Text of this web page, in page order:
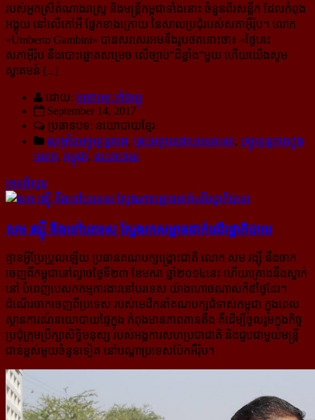
របស់អ្នកស្រីតំណាងរាស្ត្រ និងមន្ត្រីកម្ពុជាទាំងនោះ ចំនួនពីរសន្លឹក ដែលកំពុង
អង្គុយ នៅលើកៅអី ផ្នែកខាងក្រោយ នៃសាលប្រជុំរបស់សភាអ៊ឺរ៉ុប។ លោក
«Umberto Gambini» បានសរសេរអមនឹងរូបថតនោះថា៖ «ថ្ងៃនេះ
សភាអ៊ឺរ៉ុប នឹងបោះឆ្នោតសម្រេច លើច្បាប់"ដ៏ខ្លាំង"មួយ ហើយយើងសូម
ស្វាគមន៍ [...]
ដោយ: មនោរម្យ.អាំងហ្វូ
September 14, 2017
ប្រធានបទ: នយោបាយខ្មែរ
សម្រាំងបច្ចុប្បន្នភាព, គ្រប់អត្ថបទជាខេមរភាសា, បច្ចុប្បន្នភាពក្នុង
លោក, កម្ពុជា, នយោបាយ
អានពិស្ដារ
សម រង្ស៊ី នឹង​ទៅ​បរទេស ស្វែង​រក​​សម្ពាធ​​ដាក់​លើ​រដ្ឋាភិបាល
គ្មានអ្វីប្រែប្រួលឡើយ ប្រធានគណបក្សង្រ្គោះជាតិ លោក សម រង្ស៊ី នឹងចាក
ចេញពីកម្ពុជានៅល្ងាចថ្ងៃទី២៣ ខែ​មករា ឆ្នាំ២០១៤នេះ ហើយគ្រោងនឹងស្នាក់
នៅ បំពេញបេសកកម្មការងារនៅបរទេស យ៉ាងហោចណាស់​ក៏៥ថ្ងៃ​ដែរ។
ដំណើរចាកចេញពីប្រទេស របស់មេដឹកនាំគណបក្សជំទាស់កម្ពុជា ក្នុងពេល
ស្ថានការណ៍នយោបាយផ្ទៃក្នុង កំពុង​មានភាពតានតឹង គឺដើម្បីចូលរួមក្នុងកិច្ច
ប្រជុំក្រុមប្រឹក្សាសិទ្ធិមនុស្ស របស់អង្គការសហប្រជាជាតិ និងជួបជាមួយមន្ត្រី​
ជាន់ខ្ពស់មួយចំនួនទៀត នៅបណ្តាប្រទេសប៉ែកអឺរ៉ុប។